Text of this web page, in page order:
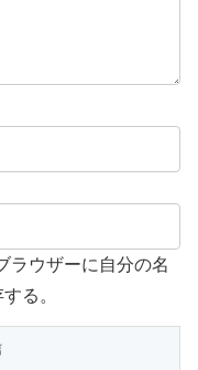
ラウザーに自分の名
る。